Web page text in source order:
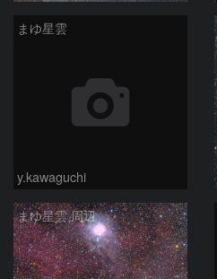
まゆ星雲
y.kawaguchi
まゆ星雲 周辺